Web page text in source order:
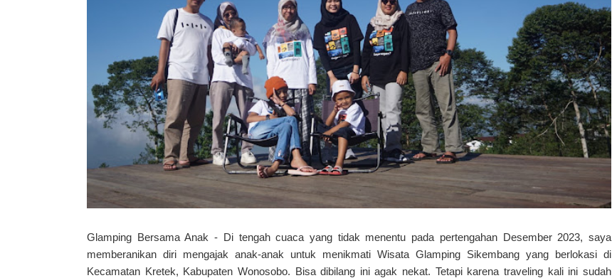
Glamping Bersama Anak - Di tengah cuaca yang tidak menentu pada pertengahan Desember 2023, saya
memberanikan diri mengajak anak-anak untuk menikmati Wisata Glamping Sikembang yang berlokasi di
Kecamatan Kretek, Kabupaten Wonosobo. Bisa dibilang ini agak nekat. Tetapi karena traveling kali ini sudah